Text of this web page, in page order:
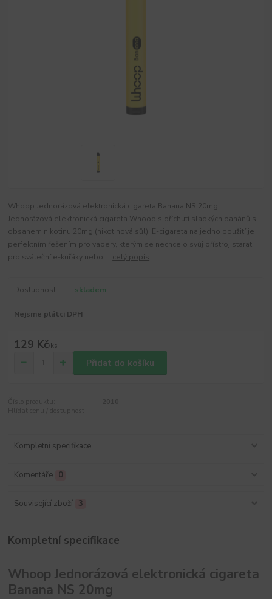
Whoop Jednorázová elektronická cigareta Banana NS 20mg
Jednorázová elektronická cigareta Whoop s příchutí sladkých banánů s
obsahem nikotinu 20mg (nikotinová sůl). E-cigareta na jedno použití je
perfektním řešením pro vapery, kterým se nechce o svůj přístroj starat,
pro sváteční e-kuřáky nebo ... celý popis
Dostupnost skladem
Nejsme plátci DPH
129 Kč/ks
Přidat do košíku
Kompletní specifikace
Komentáře 0
Související zboží 3
Kompletní specifikace
Whoop Jednorázová elektronická cigareta
Banana NS 20mg